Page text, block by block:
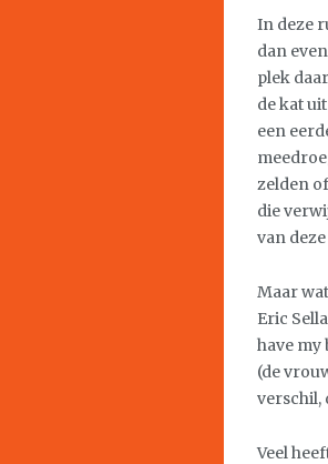
In deze
dan
plek
de kat
een
zelden
die
van
Maar
Eric
have my
(de
verschil,
Veel